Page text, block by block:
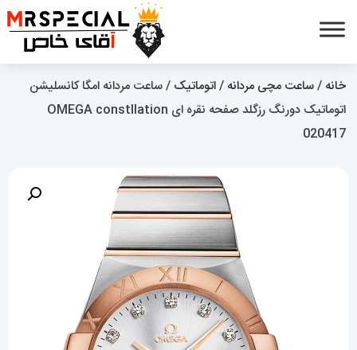
خانه /ساعت مچی مردانه /اتوماتیک / ساعت مردانه امگا کانسلیشن
اتوماتیک دورنگ رزگلد صفحه نقره ای OMEGA constllation
020417